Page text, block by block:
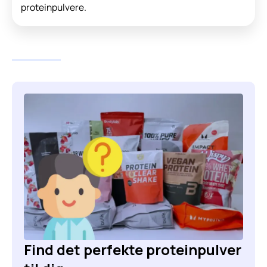
proteinpulvere.
Find det perfekte proteinpulver